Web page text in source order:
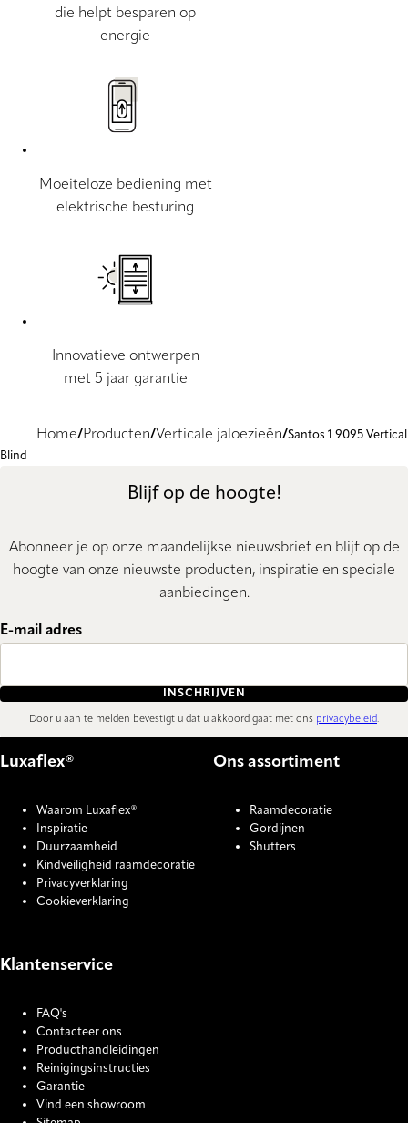
die helpt besparen op
energie
Moeiteloze bediening met
elektrische besturing
Innovatieve ontwerpen
met 5 jaar garantie
Home Producten Verticale jaloezieën Santos 1 9095 Vertical
Blind
Blijf op de hoogte!
Abonneer je op onze maandelijkse nieuwsbrief en blijf op de
hoogte van onze nieuwste producten, inspiratie en speciale
aanbiedingen.
E-mail adres
INSCHRIJVEN
Door u aan te melden bevestigt u dat u akkoord gaat met ons privacybeleid.
Luxaflex®
Waarom Luxaflex®
Inspiratie
Duurzaamheid
Kindveiligheid raamdecoratie
Privacyverklaring
Cookieverklaring
Ons assortiment
Raamdecoratie
Gordijnen
Shutters
Klantenservice
FAQ's
Contacteer ons
Producthandleidingen
Reinigingsinstructies
Garantie
Vind een showroom